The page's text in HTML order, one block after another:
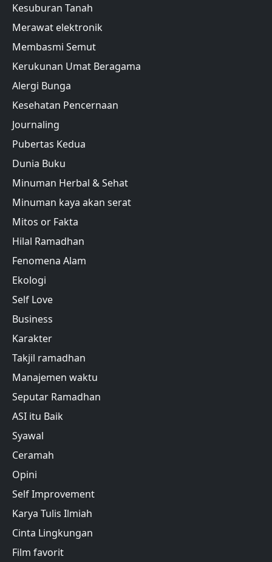
Kesuburan Tanah
Merawat elektronik
Membasmi Semut
Kerukunan Umat Beragama
Alergi Bunga
Kesehatan Pencernaan
Journaling
Pubertas Kedua
Dunia Buku
Minuman Herbal & Sehat
Minuman kaya akan serat
Mitos or Fakta
Hilal Ramadhan
Fenomena Alam
Ekologi
Self Love
Business
Karakter
Takjil ramadhan
Manajemen waktu
Seputar Ramadhan
ASI itu Baik
Syawal
Ceramah
Opini
Self Improvement
Karya Tulis Ilmiah
Cinta Lingkungan
Film favorit